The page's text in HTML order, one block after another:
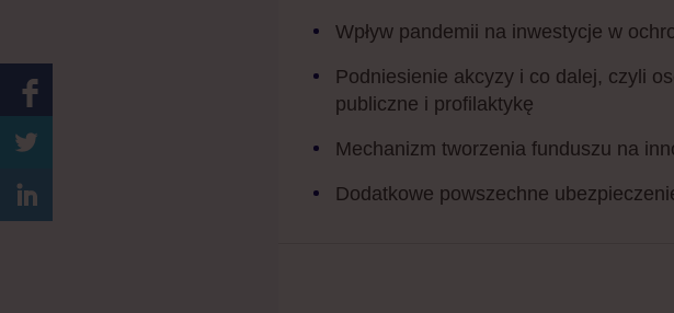
Wpływ pandemii na inwestycje w
Podniesienie akcyzy i co dalej, czyli
publiczne i profilaktykę
Mechanizm tworzenia funduszu na
Dodatkowe powszechne